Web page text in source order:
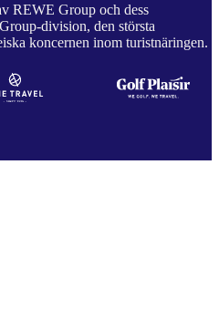
REWE Group och dess
division, den största
koncernen inom turistnäringen.